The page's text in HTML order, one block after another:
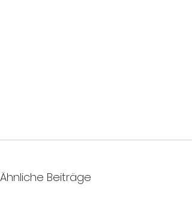
Ähnliche Beiträge